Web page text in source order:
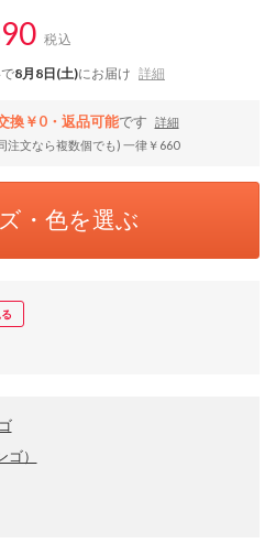
税込
8月8日(土)にお届け 詳細
換￥0・返品可能です
詳細
注文なら複数個でも) 一律￥660
・色を選ぶ
ゴ）